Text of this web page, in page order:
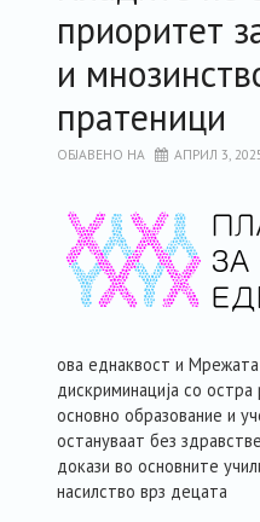
приоритет
и
пратеници
ОБЈАВЕНО НА АПРИЛ 3,
ова еднаквост и
дискриминација со остра
основно образование и
остануваат без
докази во основните
насилство врз децата